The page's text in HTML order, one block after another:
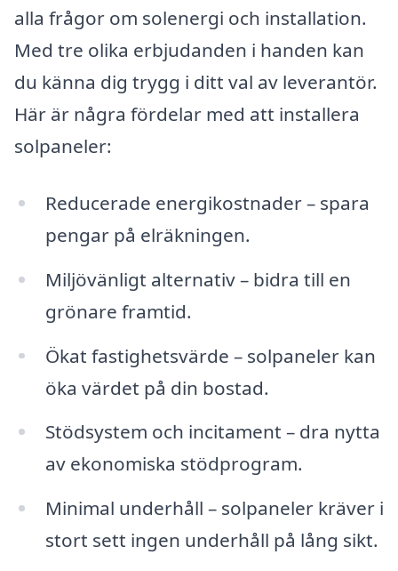
alla frågor om solenergi och installation.
Med tre olika erbjudanden i handen kan
du känna dig trygg i ditt val av leverantör.
Här är några fördelar med att installera
solpaneler:
Reducerade energikostnader – spara
pengar på elräkningen.
Miljövänligt alternativ – bidra till en
grönare framtid.
Ökat fastighetsvärde – solpaneler kan
öka värdet på din bostad.
Stödsystem och incitament – dra nytta
av ekonomiska stödprogram.
Minimal underhåll – solpaneler kräver i
stort sett ingen underhåll på lång sikt.